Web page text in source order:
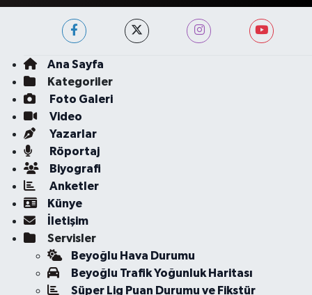
Ana Sayfa
Kategoriler
Foto Galeri
Video
Yazarlar
Röportaj
Biyografi
Anketler
Künye
İletişim
Servisler
Beyoğlu Hava Durumu
Beyoğlu Trafik Yoğunluk Haritası
Süper Lig Puan Durumu ve Fikstür